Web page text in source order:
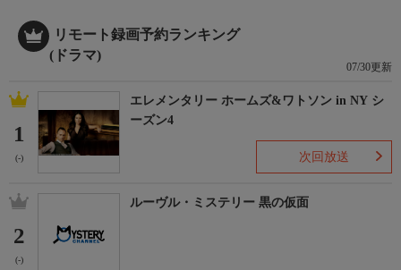
リモート録画予約ランキング
(ドラマ)
07/30更新
1
(-)
エレメンタリー ホームズ&ワトソン in NY シ
ーズン4
次回放送
2
(-)
ルーヴル・ミステリー 黒の仮面